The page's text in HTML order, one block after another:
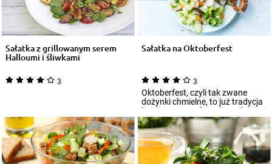
Sałatka z grillowanym serem
Halloumi i śliwkami
3
Sałatka na Oktoberfest
3
Oktoberfest, czyli tak zwane
dożynki chmielne, to już tradycja
kojarzona z wyśmienitą zabawą i
wy...